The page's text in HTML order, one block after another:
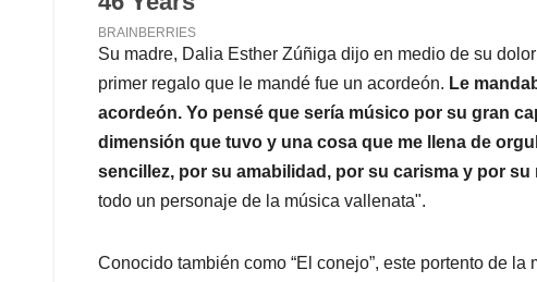
Su madre, Dalia Esther Zúñiga dijo en medio de su
primer regalo que le mandé fue un acordeón. Le
acordeón. Yo pensé que sería músico por su gran
dimensión que tuvo y una cosa que me llena de
sencillez, por su amabilidad, por su carisma y por
todo un personaje de la música vallenata".
Conocido también como “El conejo”, este portento de